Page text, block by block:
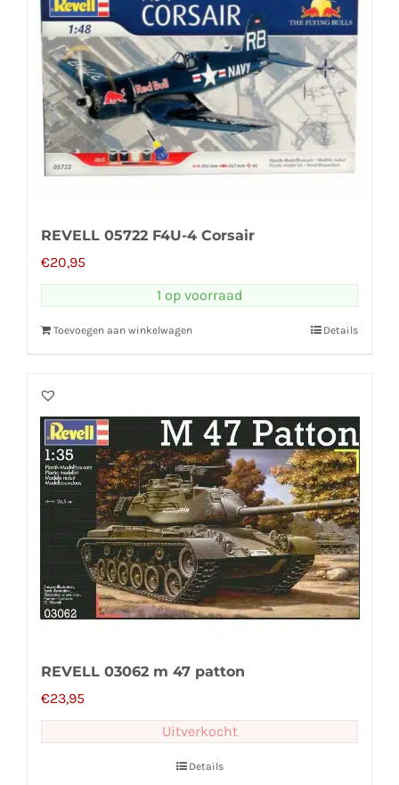
REVELL 05722 F4U-4 Corsair
€20,95
1 op voorraad
Toevoegen aan winkelwagen Details
REVELL 03062 m 47 patton
€23,95
Uitverkocht
Details